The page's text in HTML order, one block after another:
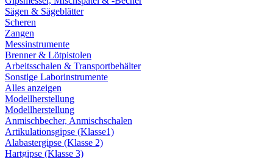
Sägen & Sägeblätter
Scheren
Zangen
Messinstrumente
Brenner & Lötpistolen
Arbeitsschalen & Transportbehälter
Sonstige Laborinstrumente
Alles anzeigen
Modellherstellung
Modellherstellung
Anmischbecher, Anmischschalen
Artikulationsgipse (Klasse1)
Alabastergipse (Klasse 2)
Hartgipse (Klasse 3)